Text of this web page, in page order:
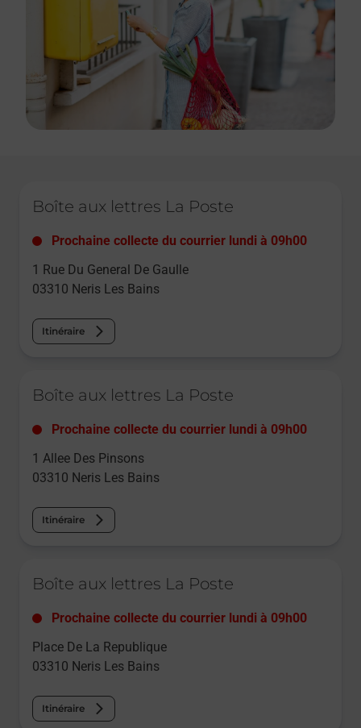
Boîte aux lettres La Poste
Prochaine collecte du courrier lundi à 09h00
1 Rue Du General De Gaulle
03310 Neris Les Bains
Itinéraire
Boîte aux lettres La Poste
Prochaine collecte du courrier lundi à 09h00
1 Allee Des Pinsons
03310 Neris Les Bains
Itinéraire
Boîte aux lettres La Poste
Prochaine collecte du courrier lundi à 09h00
Place De La Republique
03310 Neris Les Bains
Itinéraire